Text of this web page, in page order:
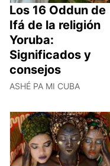
Los 16 Oddun de
Ifá de la religión
Yoruba:
Significados y
consejos
ASHÉ PA MI CUBA